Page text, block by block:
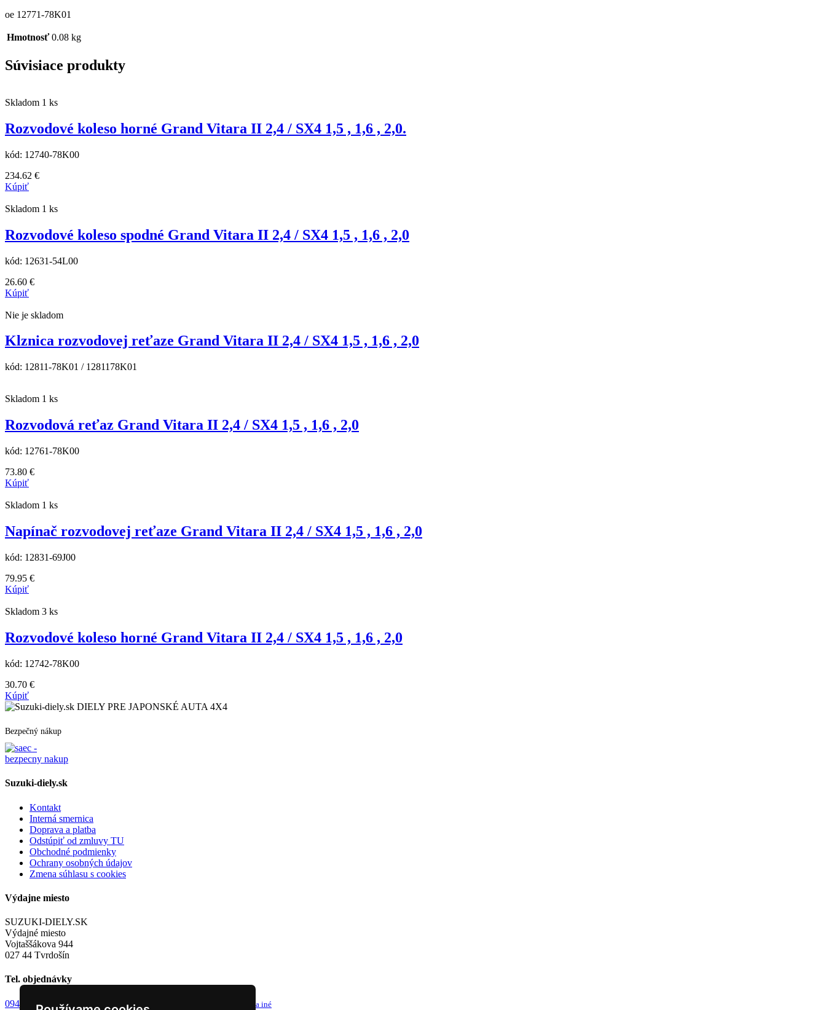
oe 12771-78K01
Hmotnosť 0.08 kg
Súvisiace produkty
Skladom 1 ks
Rozvodové koleso horné Grand Vitara II 2,4 / SX4 1,5 , 1,6 , 2,0.
kód: 12740-78K00
234.62 €
Kúpiť
Skladom 1 ks
Rozvodové koleso spodné Grand Vitara II 2,4 / SX4 1,5 , 1,6 , 2,0
kód: 12631-54L00
26.60 €
Kúpiť
Nie je skladom
Klznica rozvodovej reťaze Grand Vitara II 2,4 / SX4 1,5 , 1,6 , 2,0
kód: 12811-78K01 / 1281178K01
Skladom 1 ks
Rozvodová reťaz Grand Vitara II 2,4 / SX4 1,5 , 1,6 , 2,0
kód: 12761-78K00
73.80 €
Kúpiť
Skladom 1 ks
Napínač rozvodovej reťaze Grand Vitara II 2,4 / SX4 1,5 , 1,6 , 2,0
kód: 12831-69J00
79.95 €
Kúpiť
Skladom 3 ks
Rozvodové koleso horné Grand Vitara II 2,4 / SX4 1,5 , 1,6 , 2,0
kód: 12742-78K00
30.70 €
Kúpiť
DIELY PRE JAPONSKÉ AUTA 4X4
Bezpečný nákup
Suzuki-diely.sk
Kontakt
Interná smernica
Doprava a platba
Odstúpiť od zmluvy TU
Obchodné podmienky
Ochrany osobných údajov
Zmena súhlasu s cookies
Výdajne miesto
SUZUKI-DIELY.SK
Výdajné miesto
Vojtaššákova 944
027 44 Tvrdošín
Tel. objednávky
0949 243 982 od 8-9h a 13-14h info@suzuki-diely.sk email pre dotazy a iné